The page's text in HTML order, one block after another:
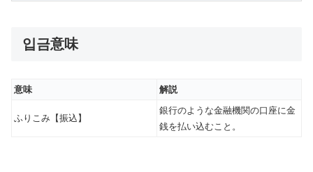
입금意味
意味 解説
ふりこみ【振込】
銀行のような金融機関の口座に金
銭を払い込むこと。